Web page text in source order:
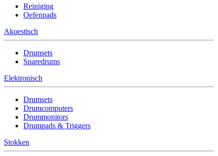
Reiniging
Oefenpads
Akoestisch
Drumsets
Snaredrums
Elektronisch
Drumsets
Drumcomputers
Drummonitors
Drumpads & Triggers
Stokken